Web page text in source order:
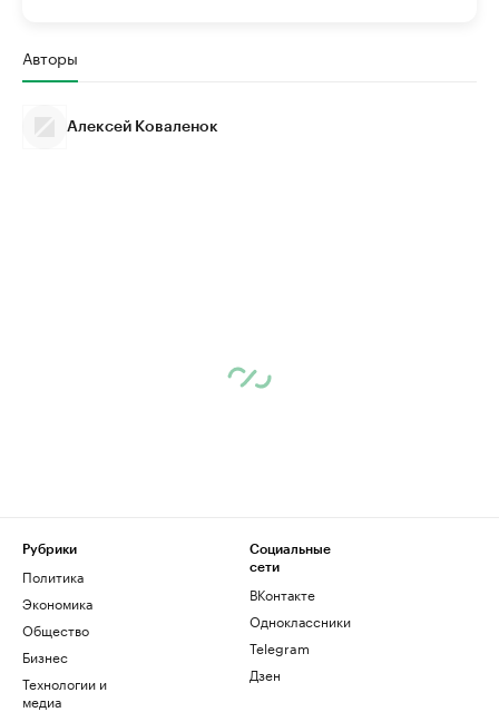
Авторы
Алексей Коваленок
Рубрики
Политика
Экономика
Общество
Бизнес
Технологии и
медиа
Социальные
сети
ВКонтакте
Одноклассники
Telegram
Дзен